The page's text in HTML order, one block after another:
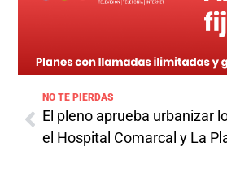
NO TE PIERDAS
El pleno aprueba urbanizar
el Hospital Comarcal y La